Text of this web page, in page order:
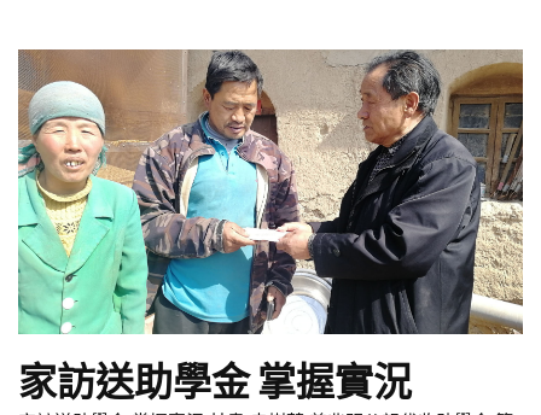
家訪送助學金 掌握實況